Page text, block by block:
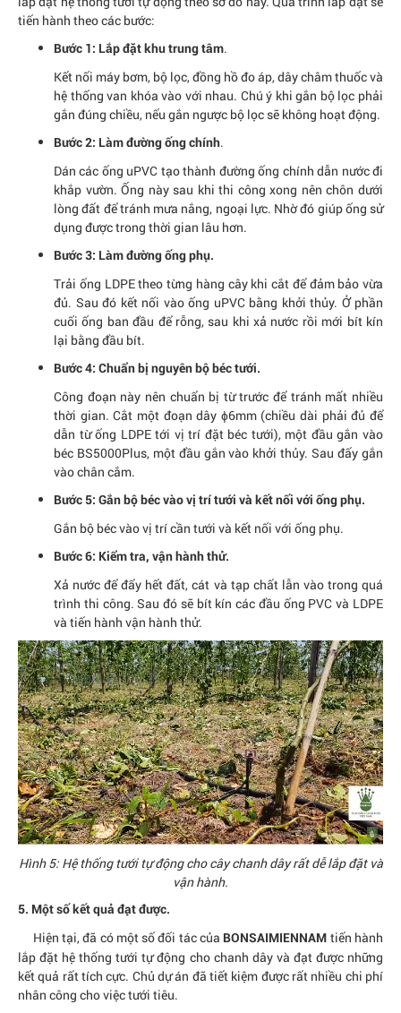
tiến hành theo các bước:
Bước 1: Lắp đặt khu trung tâm.
Kết nối máy bơm, bộ lọc, đồng hồ đo áp, dây châm thuốc và
hệ thống van khóa vào với nhau. Chú ý khi gắn bộ lọc phải
gắn đúng chiều, nếu gắn ngược bộ lọc sẽ không hoạt động.
Bước 2: Làm đường ống chính.
Dán các ống uPVC tạo thành đường ống chính dẫn nước đi
khắp vườn. Ống này sau khi thi công xong nên chôn dưới
lòng đất để tránh mưa nắng, ngoại lực. Nhờ đó giúp ống sử
dụng được trong thời gian lâu hơn.
Bước 3: Làm đường ống phụ.
Trải ống LDPE theo từng hàng cây khi cắt để đảm bảo vừa
đủ. Sau đó kết nối vào ống uPVC bằng khởi thủy. Ở phần
cuối ống ban đầu để rỗng, sau khi xả nước rồi mới bít kín
lại bằng đầu bít.
Bước 4: Chuẩn bị nguyên bộ béc tưới.
Công đoạn này nên chuẩn bị từ trước để tránh mất nhiều
thời gian. Cắt một đoạn dây ɸ6mm (chiều dài phải đủ để
dẫn từ ống LDPE tới vị trí đặt béc tưới), một đầu gắn vào
béc BS5000Plus, một đầu gắn vào khởi thủy. Sau đấy gắn
vào chân cắm.
Bước 5: Gắn bộ béc vào vị trí tưới và kết nối với ống phụ.
Gắn bộ béc vào vị trí cần tưới và kết nối với ống phụ.
Bước 6: Kiểm tra, vận hành thử.
Xả nước để đẩy hết đất, cát và tạp chất lẫn vào trong quá
trình thi công. Sau đó sẽ bít kín các đầu ống PVC và LDPE
và tiến hành vận hành thử.
Hình 5: Hệ thống tưới tự động cho cây chanh dây rất dễ lắp đặt và
vận hành.
5. Một số kết quả đạt được.
Hiện tại, đã có một số đối tác của BONSAIMIENNAM tiến hành
lắp đặt hệ thống tưới tự động cho chanh dây và đạt được những
kết quả rất tích cực. Chủ dự án đã tiết kiệm được rất nhiều chi phí
nhân công cho việc tưới tiêu.